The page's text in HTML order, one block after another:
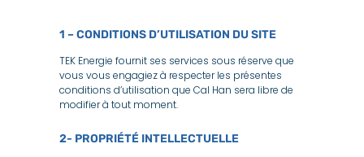
1 – CONDITIONS D’UTILISATION DU SITE
TEK Energie fournit ses services sous réserve que
vous vous engagiez à respecter les présentes
conditions d’utilisation que Cal Han sera libre de
modifier à tout moment.
2- PROPRIÉTÉ INTELLECTUELLE